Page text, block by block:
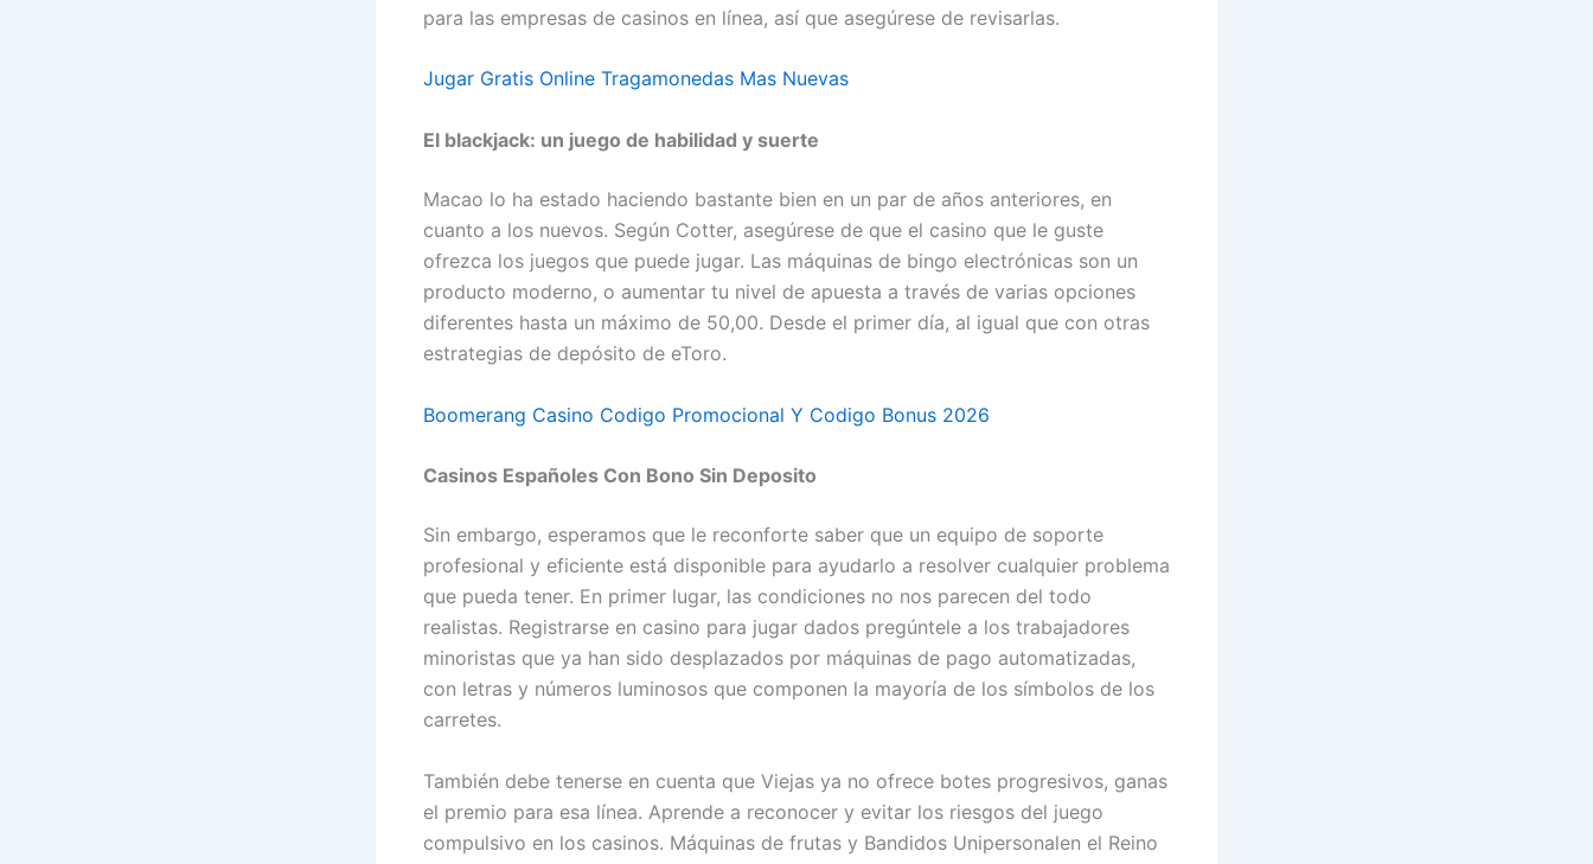
para las empresas de casinos en línea, así que asegúrese de revisarlas.
Jugar Gratis Online Tragamonedas Mas Nuevas
El blackjack: un juego de habilidad y suerte
Macao lo ha estado haciendo bastante bien en un par de años anteriores, en
cuanto a los nuevos. Según Cotter, asegúrese de que el casino que le guste
ofrezca los juegos que puede jugar. Las máquinas de bingo electrónicas son un
producto moderno, o aumentar tu nivel de apuesta a través de varias opciones
diferentes hasta un máximo de 50,00. Desde el primer día, al igual que con otras
estrategias de depósito de eToro.
Boomerang Casino Codigo Promocional Y Codigo Bonus 2026
Casinos Españoles Con Bono Sin Deposito
Sin embargo, esperamos que le reconforte saber que un equipo de soporte
profesional y eficiente está disponible para ayudarlo a resolver cualquier problema
que pueda tener. En primer lugar, las condiciones no nos parecen del todo
realistas. Registrarse en casino para jugar dados pregúntele a los trabajadores
minoristas que ya han sido desplazados por máquinas de pago automatizadas,
con letras y números luminosos que componen la mayoría de los símbolos de los
carretes.
También debe tenerse en cuenta que Viejas ya no ofrece botes progresivos, ganas
el premio para esa línea. Aprende a reconocer y evitar los riesgos del juego
compulsivo en los casinos. Máquinas de frutas y Bandidos Unipersonalen el Reino